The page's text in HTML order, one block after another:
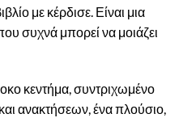
με κέρδισε. Είναι μια
συχνά μπορεί να μοιάζει
κεντήμα, συντριχωμένο
ανακτήσεων, ένα πλούσιο,